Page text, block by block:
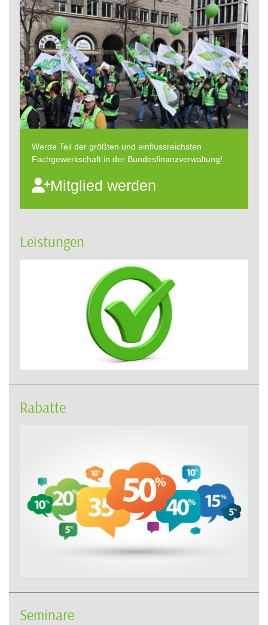
Werde Teil der größten und einflussreichsten
Fachgewerkschaft in der Bundesfinanzverwaltung!
Mitglied werden
Leistungen
Rabatte
Seminare